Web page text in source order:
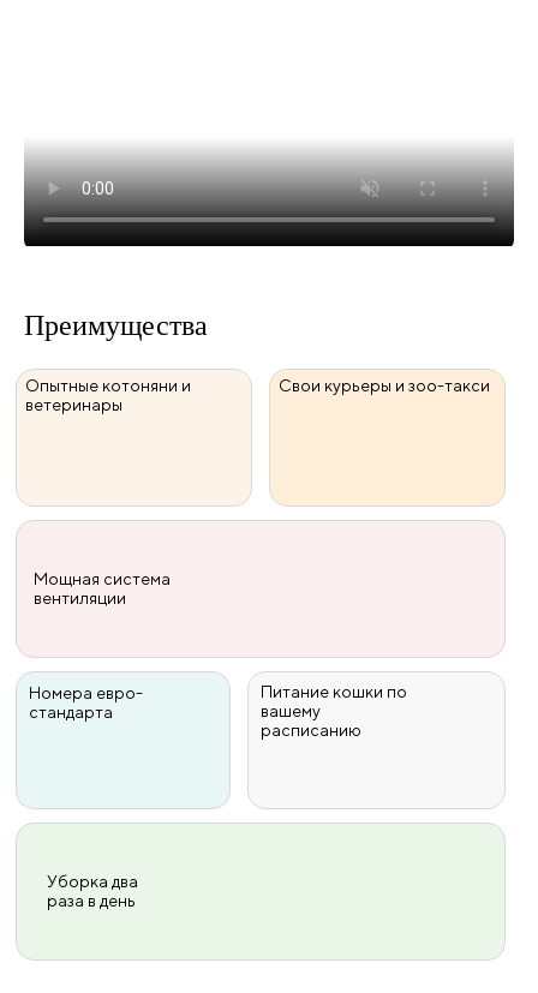
Преимущества
Опытные котоняни и
ветеринары
Свои курьеры и зоо-такси
Мощная система
вентиляции
Номера евро-
стандарта
Питание кошки по
вашему
расписанию
Уборка два
раза в день